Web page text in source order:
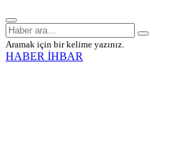
Aramak için bir kelime yazınız.
HABER İHBAR